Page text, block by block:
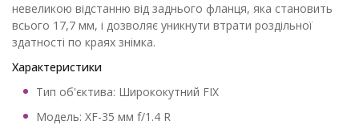
невеликою відстанню від заднього фланця, яка становить
всього 17,7 мм, і дозволяє уникнути втрати роздільної
здатності по краях знімка.
Характеристики
Тип об'єктива: Ширококутний FIX
Модель: XF-35 мм f/1.4 R